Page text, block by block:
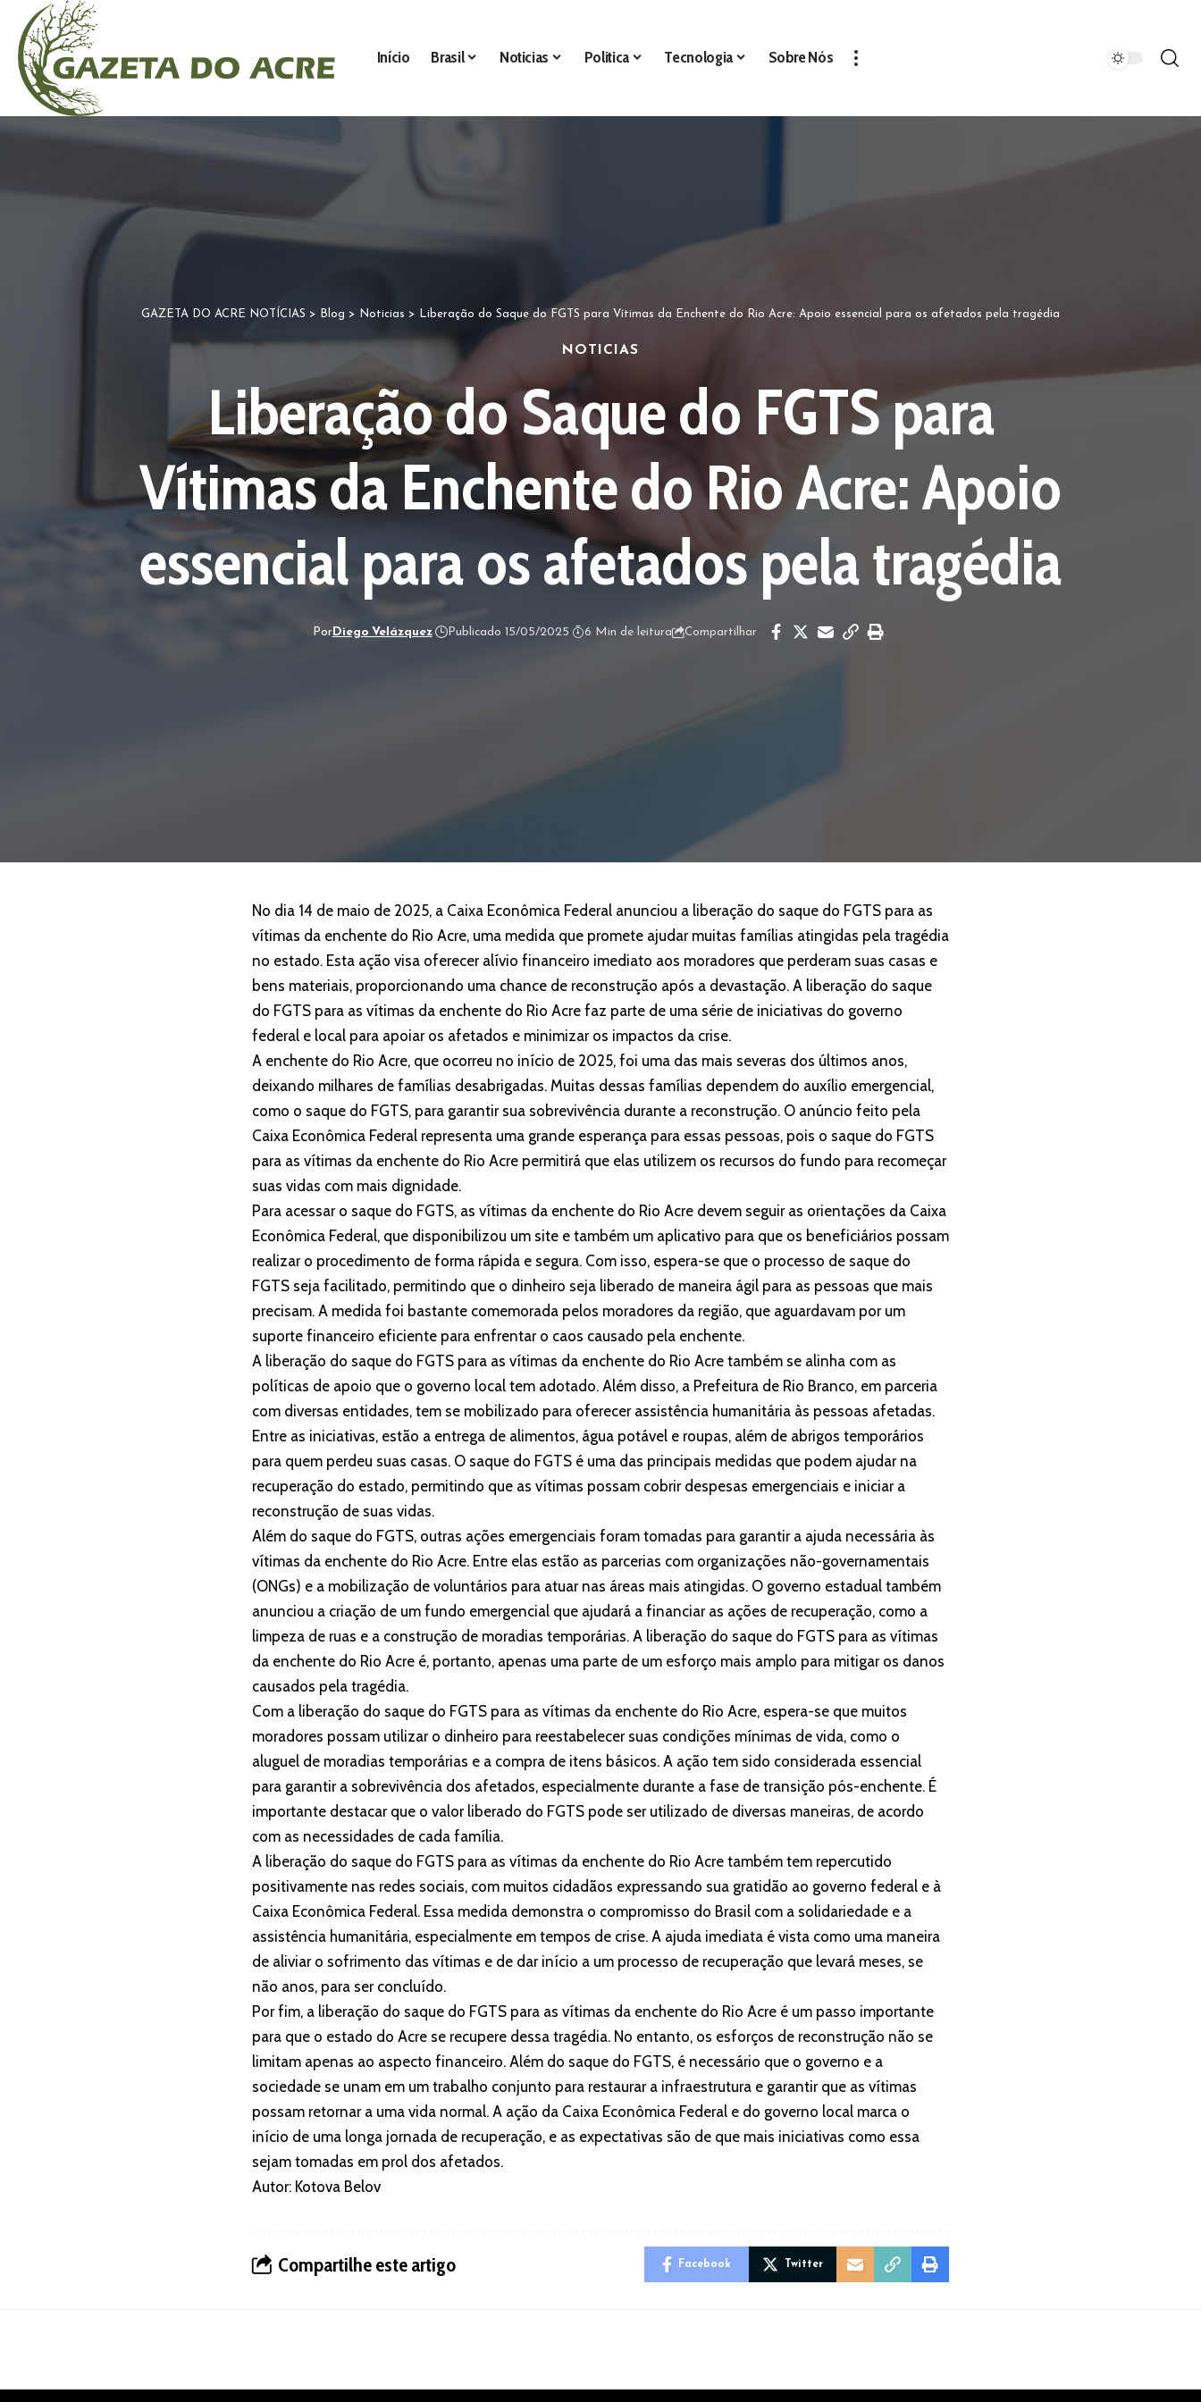
Início Brasil Noticias Politica Tecnologia Sobre Nós
GAZETA DO ACRE NOTÍCIAS > Blog > Noticias > Liberação do Saque do FGTS para Vítimas da Enchente do Rio Acre: Apoio essencial para os afetados pela tragédia
NOTICIAS
Liberação do Saque do FGTS para
Vítimas da Enchente do Rio Acre: Apoio
essencial para os afetados pela tragédia
PorDiego Velázquez Publicado 15/05/2025 6 Min de leitura Compartilhar
No dia 14 de maio de 2025, a Caixa Econômica Federal anunciou a liberação do saque do FGTS para as
vítimas da enchente do Rio Acre, uma medida que promete ajudar muitas famílias atingidas pela tragédia
no estado. Esta ação visa oferecer alívio financeiro imediato aos moradores que perderam suas casas e
bens materiais, proporcionando uma chance de reconstrução após a devastação. A liberação do saque
do FGTS para as vítimas da enchente do Rio Acre faz parte de uma série de iniciativas do governo
federal e local para apoiar os afetados e minimizar os impactos da crise.
A enchente do Rio Acre, que ocorreu no início de 2025, foi uma das mais severas dos últimos anos,
deixando milhares de famílias desabrigadas. Muitas dessas famílias dependem do auxílio emergencial,
como o saque do FGTS, para garantir sua sobrevivência durante a reconstrução. O anúncio feito pela
Caixa Econômica Federal representa uma grande esperança para essas pessoas, pois o saque do FGTS
para as vítimas da enchente do Rio Acre permitirá que elas utilizem os recursos do fundo para recomeçar
suas vidas com mais dignidade.
Para acessar o saque do FGTS, as vítimas da enchente do Rio Acre devem seguir as orientações da Caixa
Econômica Federal, que disponibilizou um site e também um aplicativo para que os beneficiários possam
realizar o procedimento de forma rápida e segura. Com isso, espera-se que o processo de saque do
FGTS seja facilitado, permitindo que o dinheiro seja liberado de maneira ágil para as pessoas que mais
precisam. A medida foi bastante comemorada pelos moradores da região, que aguardavam por um
suporte financeiro eficiente para enfrentar o caos causado pela enchente.
A liberação do saque do FGTS para as vítimas da enchente do Rio Acre também se alinha com as
políticas de apoio que o governo local tem adotado. Além disso, a Prefeitura de Rio Branco, em parceria
com diversas entidades, tem se mobilizado para oferecer assistência humanitária às pessoas afetadas.
Entre as iniciativas, estão a entrega de alimentos, água potável e roupas, além de abrigos temporários
para quem perdeu suas casas. O saque do FGTS é uma das principais medidas que podem ajudar na
recuperação do estado, permitindo que as vítimas possam cobrir despesas emergenciais e iniciar a
reconstrução de suas vidas.
Além do saque do FGTS, outras ações emergenciais foram tomadas para garantir a ajuda necessária às
vítimas da enchente do Rio Acre. Entre elas estão as parcerias com organizações não-governamentais
(ONGs) e a mobilização de voluntários para atuar nas áreas mais atingidas. O governo estadual também
anunciou a criação de um fundo emergencial que ajudará a financiar as ações de recuperação, como a
limpeza de ruas e a construção de moradias temporárias. A liberação do saque do FGTS para as vítimas
da enchente do Rio Acre é, portanto, apenas uma parte de um esforço mais amplo para mitigar os danos
causados pela tragédia.
Com a liberação do saque do FGTS para as vítimas da enchente do Rio Acre, espera-se que muitos
moradores possam utilizar o dinheiro para reestabelecer suas condições mínimas de vida, como o
aluguel de moradias temporárias e a compra de itens básicos. A ação tem sido considerada essencial
para garantir a sobrevivência dos afetados, especialmente durante a fase de transição pós-enchente. É
importante destacar que o valor liberado do FGTS pode ser utilizado de diversas maneiras, de acordo
com as necessidades de cada família.
A liberação do saque do FGTS para as vítimas da enchente do Rio Acre também tem repercutido
positivamente nas redes sociais, com muitos cidadãos expressando sua gratidão ao governo federal e à
Caixa Econômica Federal. Essa medida demonstra o compromisso do Brasil com a solidariedade e a
assistência humanitária, especialmente em tempos de crise. A ajuda imediata é vista como uma maneira
de aliviar o sofrimento das vítimas e de dar início a um processo de recuperação que levará meses, se
não anos, para ser concluído.
Por fim, a liberação do saque do FGTS para as vítimas da enchente do Rio Acre é um passo importante
para que o estado do Acre se recupere dessa tragédia. No entanto, os esforços de reconstrução não se
limitam apenas ao aspecto financeiro. Além do saque do FGTS, é necessário que o governo e a
sociedade se unam em um trabalho conjunto para restaurar a infraestrutura e garantir que as vítimas
possam retornar a uma vida normal. A ação da Caixa Econômica Federal e do governo local marca o
início de uma longa jornada de recuperação, e as expectativas são de que mais iniciativas como essa
sejam tomadas em prol dos afetados.
Autor: Kotova Belov
Compartilhe este artigo Facebook Twitter